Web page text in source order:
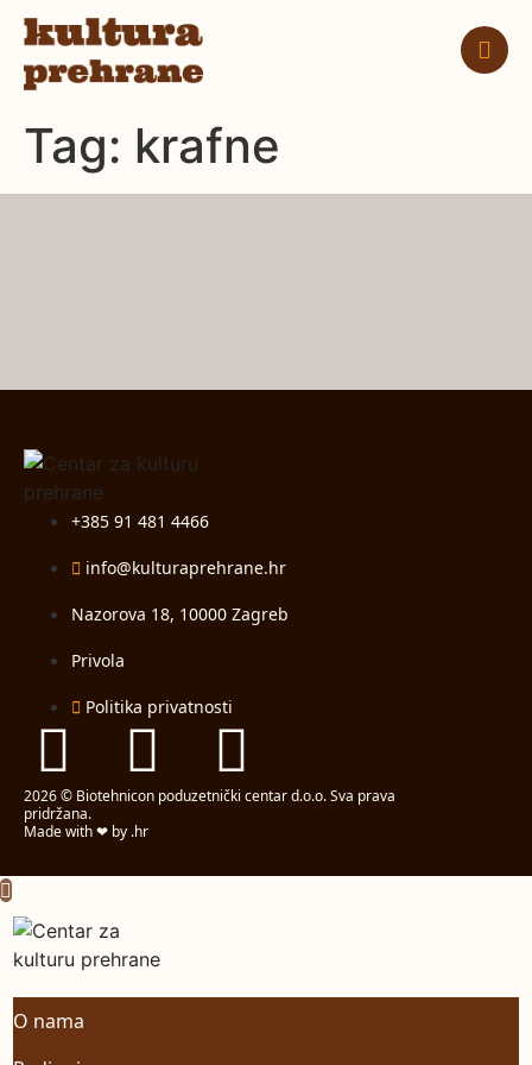
Tag: krafne
+385 91 481 4466
info@kulturaprehrane.hr
Nazorova 18, 10000 Zagreb
Privola
Politika privatnosti
2026 © Biotehnicon poduzetnički centar d.o.o. Sva prava
pridržana.
Made with ❤ by .hr
O nama